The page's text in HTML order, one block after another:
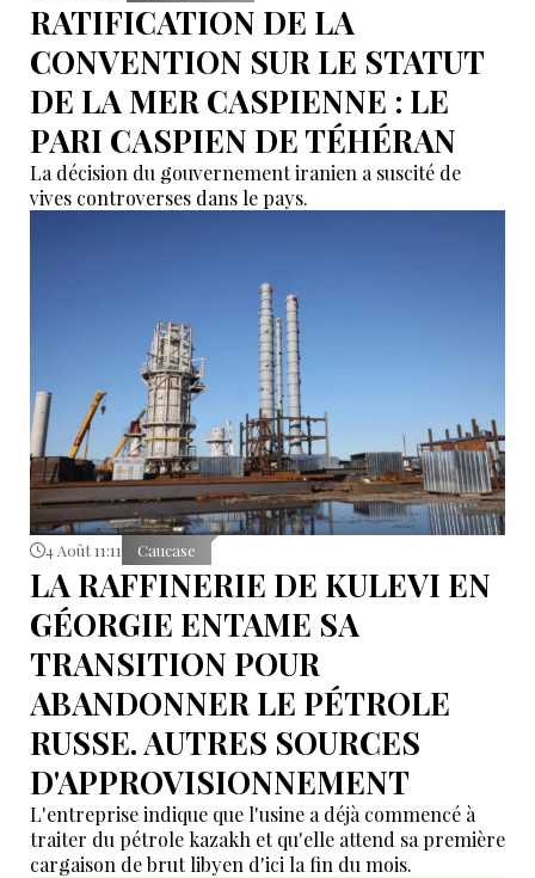
RATIFICATION DE LA
CONVENTION SUR LE STATUT
DE LA MER CASPIENNE : LE
PARI CASPIEN DE TÉHÉRAN
La décision du gouvernement iranien a suscité de
vives controverses dans le pays.
4 Août 11:11 Caucase
LA RAFFINERIE DE KULEVI EN
GÉORGIE ENTAME SA
TRANSITION POUR
ABANDONNER LE PÉTROLE
RUSSE. AUTRES SOURCES
D'APPROVISIONNEMENT
L'entreprise indique que l'usine a déjà commencé à
traiter du pétrole kazakh et qu'elle attend sa première
cargaison de brut libyen d'ici la fin du mois.